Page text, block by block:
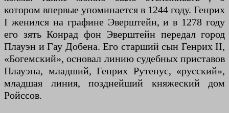
котором впервые упоминается в 1244 году. Генрих
I женился на графине Эверштейн, и в 1278 году
его зять Конрад фон Эверштейн передал город
Плауэн и Гау Добена. Его старший сын Генрих II,
«Богемский», основал линию судебных приставов
Плауэна, младший, Генрих Рутенус, «русский»,
младшая линия, позднейший княжеский дом
Ройссов.